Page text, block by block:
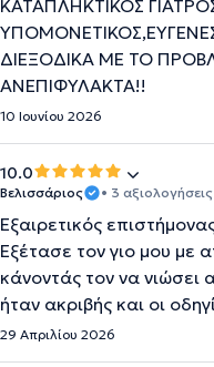
ΚΑΤΑΠΛΗΚΤΙΚΟΣ
ΔΙΕΞΟΔΙΚΑ ΜΕ ΤΟ
ΑΝΕΠΙΦΥΛΑΚΤΑ!!
10 Ιουνίου 2026
10.0
Βελισσάριος • 3 αξιολογήσεις
Εξαιρετικός
Εξέτασε τον γιο μου με
κάνοντάς τον να
ήταν ακριβής και οι
29 Απριλίου 2026